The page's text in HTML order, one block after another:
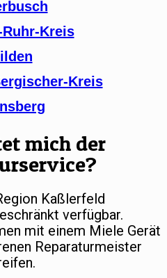
Ruhr-Kreis
Kreis
mich der
Kaßlerfeld
verfügbar.
mit einem Miele Gerät
Reparaturmeister